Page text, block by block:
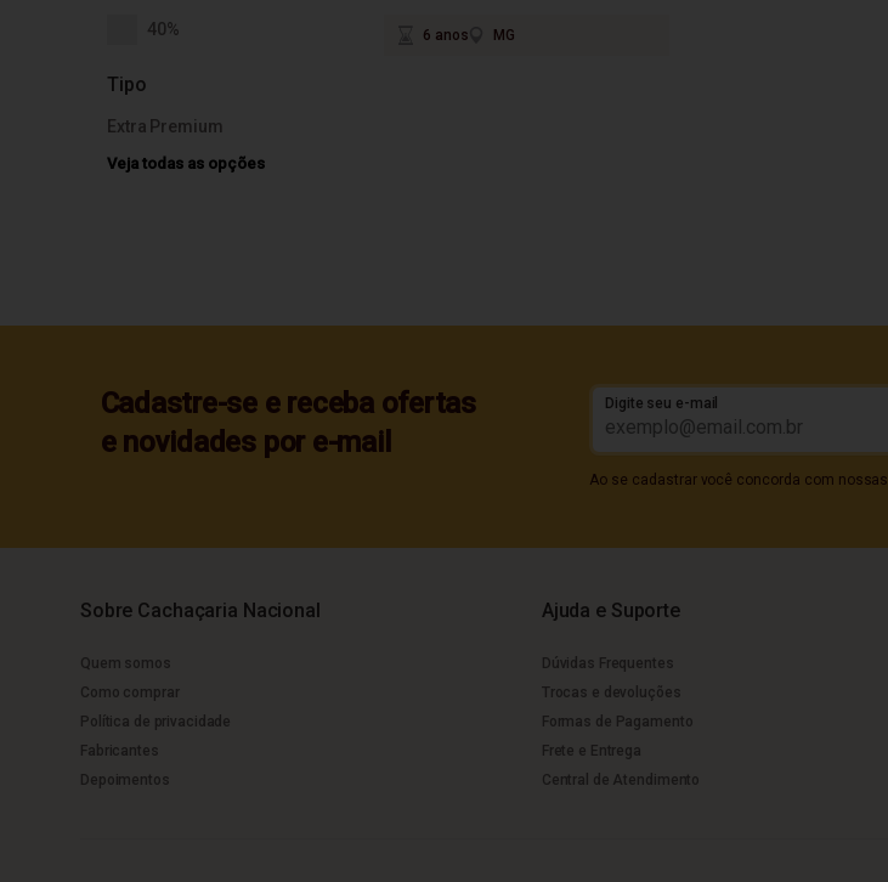
40%
Tipo
Extra Premium
Veja todas as opções
6 anos MG
Cadastre-se e receba ofertas
e novidades por e-mail
Digite seu e-mail
Ao se cadastrar você concorda com nossas
Sobre Cachaçaria Nacional
Quem somos
Como comprar
Política de privacidade
Fabricantes
Depoimentos
Ajuda e Suporte
Dúvidas Frequentes
Trocas e devoluções
Formas de Pagamento
Frete e Entrega
Central de Atendimento